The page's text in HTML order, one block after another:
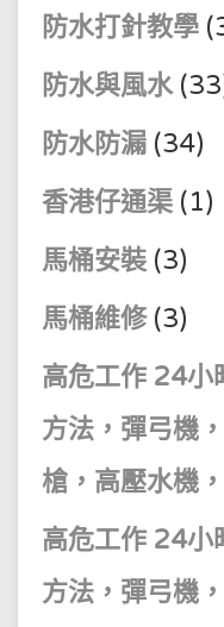
防水打針教學
防水與風水
防水防漏 (34)
香港仔通渠 (1)
馬桶安裝 (3)
馬桶維修(3)
高危工作 24小
方法，彈弓機
槍，高壓水機
高危工作 24小
方法，彈弓機